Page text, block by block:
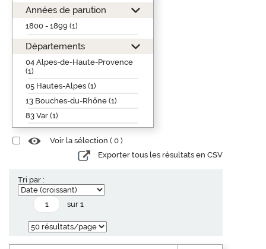
Années de parution
1800 - 1899 (1)
Départements
04 Alpes-de-Haute-Provence
(1)
05 Hautes-Alpes (1)
13 Bouches-du-Rhône (1)
83 Var (1)
Voir la sélection ( 0 )
Exporter tous les résultats en CSV
Tri par :
sur 1